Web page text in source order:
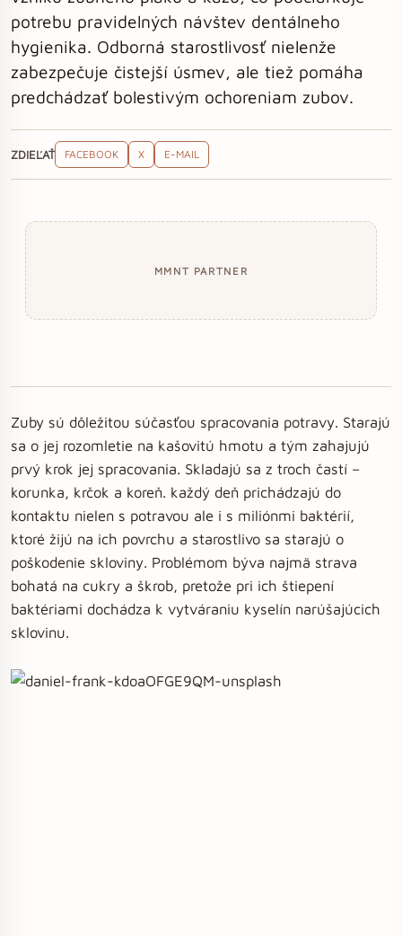
potrebu pravidelných návštev dentálneho
hygienika. Odborná starostlivosť nielenže
zabezpečuje čistejší úsmev, ale tiež pomáha
predchádzať bolestivým ochoreniam zubov.
ZDIEĽAŤ FACEBOOK X E-MAIL
MMNT PARTNER
Zuby sú dôležitou súčasťou spracovania potravy. Starajú
sa o jej rozomletie na kašovitú hmotu a tým zahajujú
prvý krok jej spracovania. Skladajú sa z troch častí –
korunka, krčok a koreň. každý deň prichádzajú do
kontaktu nielen s potravou ale i s miliónmi baktérií,
ktoré žijú na ich povrchu a starostlivo sa starajú o
poškodenie skloviny. Problémom býva najmä strava
bohatá na cukry a škrob, pretože pri ich štiepení
baktériami dochádza k vytváraniu kyselín narúšajúcich
sklovinu.